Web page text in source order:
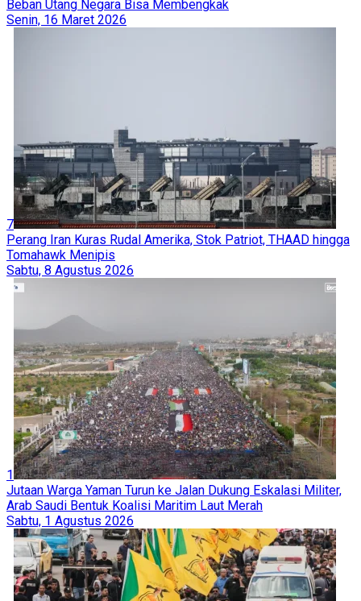
Beban Utang Negara Bisa Membengkak
Senin, 16 Maret 2026
7
Perang Iran Kuras Rudal Amerika, Stok Patriot, THAAD hingga
Tomahawk Menipis
Sabtu, 8 Agustus 2026
1
Jutaan Warga Yaman Turun ke Jalan Dukung Eskalasi Militer,
Arab Saudi Bentuk Koalisi Maritim Laut Merah
Sabtu, 1 Agustus 2026